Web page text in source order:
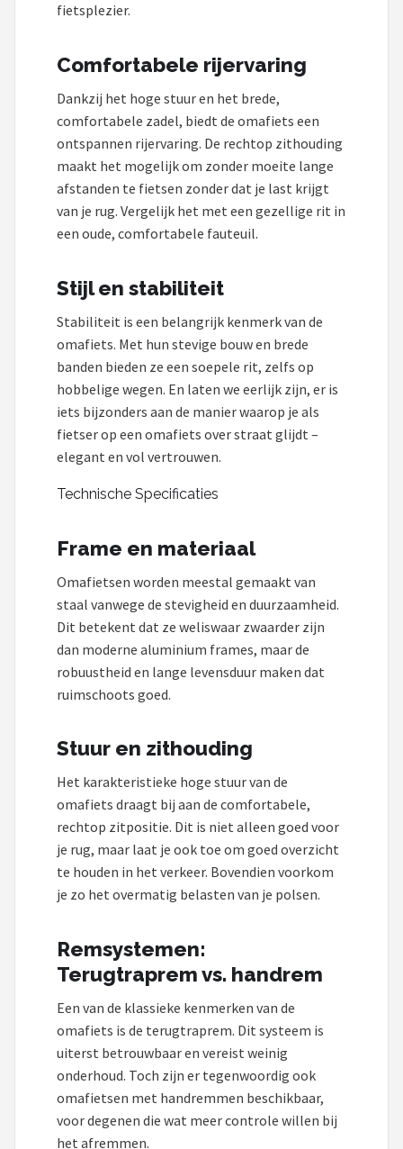
fietsplezier.
Comfortabele rijervaring
Dankzij het hoge stuur en het brede,
comfortabele zadel, biedt de omafiets een
ontspannen rijervaring. De rechtop zithouding
maakt het mogelijk om zonder moeite lange
afstanden te fietsen zonder dat je last krijgt
van je rug. Vergelijk het met een gezellige rit in
een oude, comfortabele fauteuil.
Stijl en stabiliteit
Stabiliteit is een belangrijk kenmerk van de
omafiets. Met hun stevige bouw en brede
banden bieden ze een soepele rit, zelfs op
hobbelige wegen. En laten we eerlijk zijn, er is
iets bijzonders aan de manier waarop je als
fietser op een omafiets over straat glijdt –
elegant en vol vertrouwen.
Technische Specificaties
Frame en materiaal
Omafietsen worden meestal gemaakt van
staal vanwege de stevigheid en duurzaamheid.
Dit betekent dat ze weliswaar zwaarder zijn
dan moderne aluminium frames, maar de
robuustheid en lange levensduur maken dat
ruimschoots goed.
Stuur en zithouding
Het karakteristieke hoge stuur van de
omafiets draagt bij aan de comfortabele,
rechtop zitpositie. Dit is niet alleen goed voor
je rug, maar laat je ook toe om goed overzicht
te houden in het verkeer. Bovendien voorkom
je zo het overmatig belasten van je polsen.
Remsystemen:
Terugtraprem vs. handrem
Een van de klassieke kenmerken van de
omafiets is de terugtraprem. Dit systeem is
uiterst betrouwbaar en vereist weinig
onderhoud. Toch zijn er tegenwoordig ook
omafietsen met handremmen beschikbaar,
voor degenen die wat meer controle willen bij
het afremmen.